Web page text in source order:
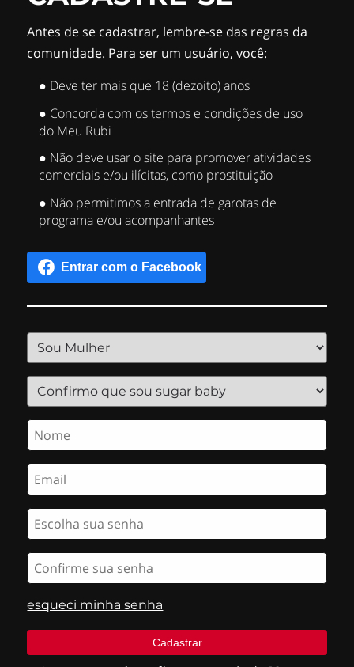
Antes de se cadastrar, lembre-se das regras da
comunidade. Para ser um usuário, você:
● Deve ter mais que 18 (dezoito) anos
● Concorda com os termos e condições de uso
do Meu Rubi
● Não deve usar o site para promover atividades
comerciais e/ou ilícitas, como prostituição
● Não permitimos a entrada de garotas de
programa e/ou acompanhantes
esqueci minha senha
Cadastrar